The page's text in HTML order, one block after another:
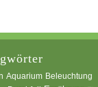
Aquarium Beleuchtung